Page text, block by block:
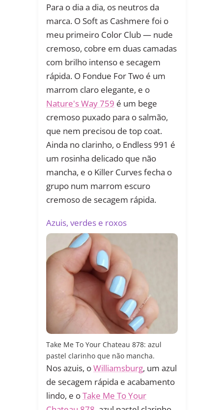
Para o dia a dia, os neutros da
marca. O Soft as Cashmere foi o
meu primeiro Color Club — nude
cremoso, cobre em duas camadas
com brilho intenso e secagem
rápida. O Fondue For Two é um
marrom claro elegante, e o
Nature's Way 759 é um bege
cremoso puxado para o salmão,
que nem precisou de top coat.
Ainda no clarinho, o Endless 991 é
um rosinha delicado que não
mancha, e o Killer Curves fecha o
grupo num marrom escuro
cremoso de secagem rápida.
Azuis, verdes e roxos
Take Me To Your Chateau 878: azul
pastel clarinho que não mancha.
Nos azuis, oWilliamsburg, um azul
de secagem rápida e acabamento
lindo, e oTake Me To Your